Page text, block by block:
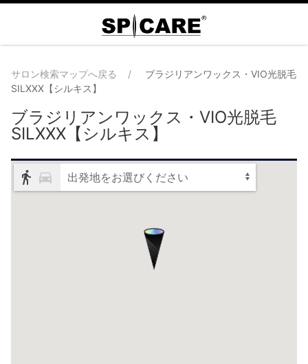
サロン検索マップへ戻る
ブラジリアンワックス・VIO光脱毛
SILXXX【シルキス】
ブラジリアンワックス・VIO光脱毛
SILXXX【シルキス】
出発地をお選びください